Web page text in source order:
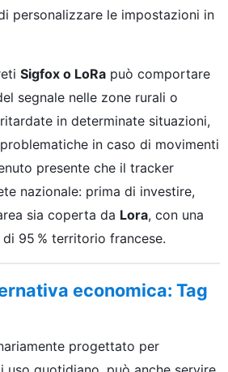
personalizzare le impostazioni in
Sigfox o LoRa può comportare
segnale nelle zone rurali o
in determinate situazioni,
in caso di movimenti
presente che il tracker
nazionale: prima di investire,
sia coperta da Lora, con una
95 % territorio francese.
economica: Tag
progettato per